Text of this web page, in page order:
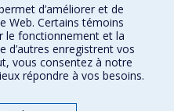
d’améliorer et de
Web. Certains témoins
le fonctionnement et la
d’autres enregistrent vos
vous consentez à notre
répondre à vos besoins.